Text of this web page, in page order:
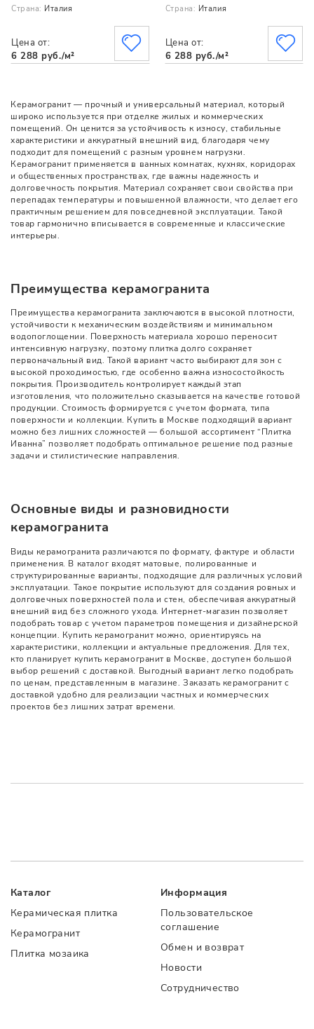
Страна: Италия
Цена от:
6 288 руб./м²
Страна: Италия
Цена от:
6 288 руб./м²
Керамогранит — прочный и универсальный материал, который
широко используется при отделке жилых и коммерческих
помещений. Он ценится за устойчивость к износу, стабильные
характеристики и аккуратный внешний вид, благодаря чему
подходит для помещений с разным уровнем нагрузки.
Керамогранит применяется в ванных комнатах, кухнях, коридорах
и общественных пространствах, где важны надежность и
долговечность покрытия. Материал сохраняет свои свойства при
перепадах температуры и повышенной влажности, что делает его
практичным решением для повседневной эксплуатации. Такой
товар гармонично вписывается в современные и классические
интерьеры.
Преимущества керамогранита
Преимущества керамогранита заключаются в высокой плотности,
устойчивости к механическим воздействиям и минимальном
водопоглощении. Поверхность материала хорошо переносит
интенсивную нагрузку, поэтому плитка долго сохраняет
первоначальный вид. Такой вариант часто выбирают для зон с
высокой проходимостью, где особенно важна износостойкость
покрытия. Производитель контролирует каждый этап
изготовления, что положительно сказывается на качестве готовой
продукции. Стоимость формируется с учетом формата, типа
поверхности и коллекции. Купить в Москве подходящий вариант
можно без лишних сложностей — большой ассортимент “Плитка
Иванна” позволяет подобрать оптимальное решение под разные
задачи и стилистические направления.
Основные виды и разновидности
керамогранита
Виды керамогранита различаются по формату, фактуре и области
применения. В каталог входят матовые, полированные и
структурированные варианты, подходящие для различных условий
эксплуатации. Такое покрытие используют для создания ровных и
долговечных поверхностей пола и стен, обеспечивая аккуратный
внешний вид без сложного ухода. Интернет-магазин позволяет
подобрать товар с учетом параметров помещения и дизайнерской
концепции. Купить керамогранит можно, ориентируясь на
характеристики, коллекции и актуальные предложения. Для тех,
кто планирует купить керамогранит в Москве, доступен большой
выбор решений с доставкой. Выгодный вариант легко подобрать
по ценам, представленным в магазине. Заказать керамогранит с
доставкой удобно для реализации частных и коммерческих
проектов без лишних затрат времени.
Каталог
Керамическая плитка
Керамогранит
Плитка мозаика
Информация
Пользовательское
соглашение
Обмен и возврат
Новости
Сотрудничество